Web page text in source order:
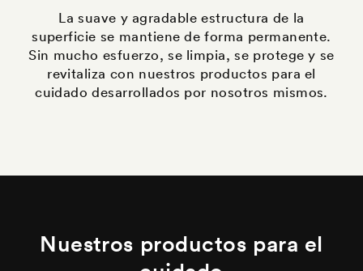
La suave y agradable estructura de la
superficie se mantiene de forma permanente.
Sin mucho esfuerzo, se limpia, se protege y se
revitaliza con nuestros productos para el
cuidado desarrollados por nosotros mismos.
Nuestros productos para el